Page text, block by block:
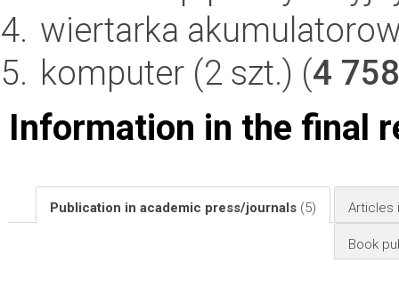
wiertarka
komputer (2 szt.) (4
Information in the final
Publication in academic press/journals (5) Articles
Book